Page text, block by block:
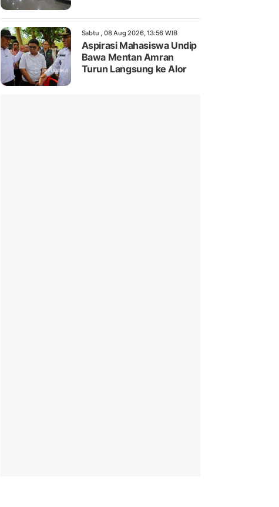
Sabtu , 08 Aug 2026, 13:56 WIB
Aspirasi Mahasiswa Undip
Bawa Mentan Amran
Turun Langsung ke Alor